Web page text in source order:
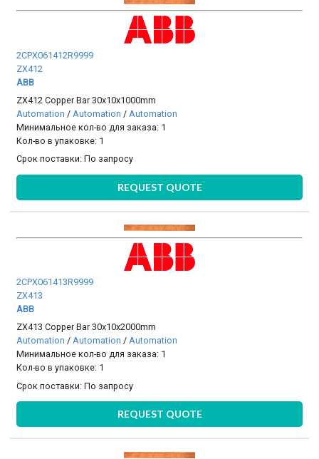
2CPX061412R9999
ZX412
ABB
ZX412 Copper Bar 30x10x1000mm
Automation / Automation / Automation
Минимальное кол-во для заказа: 1
Кол-во в упаковке: 1
Срок поставки:По запросу
REQUEST QUOTE
2CPX061413R9999
ZX413
ABB
ZX413 Copper Bar 30x10x2000mm
Automation /Automation /Automation
Минимальное кол-во для заказа: 1
Кол-во в упаковке: 1
Срок поставки:По запросу
REQUEST QUOTE